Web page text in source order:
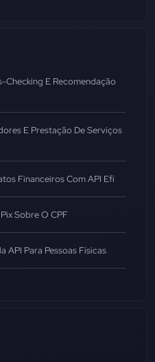
E Recomendação
E Prestação De Serviços
Financeiros Com API Efí
Sobre O CPF
API Para Pessoas Físicas